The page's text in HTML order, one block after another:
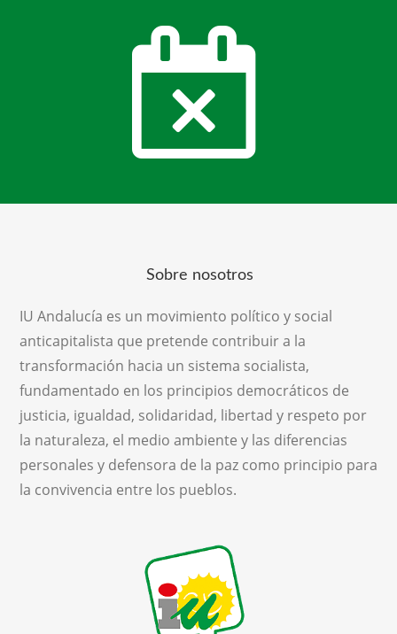
Sobre nosotros
IU Andalucía es un movimiento político y social
anticapitalista que pretende contribuir a la
transformación hacia un sistema socialista,
fundamentado en los principios democráticos de
justicia, igualdad, solidaridad, libertad y respeto por
la naturaleza, el medio ambiente y las diferencias
personales y defensora de la paz como principio para
la convivencia entre los pueblos.